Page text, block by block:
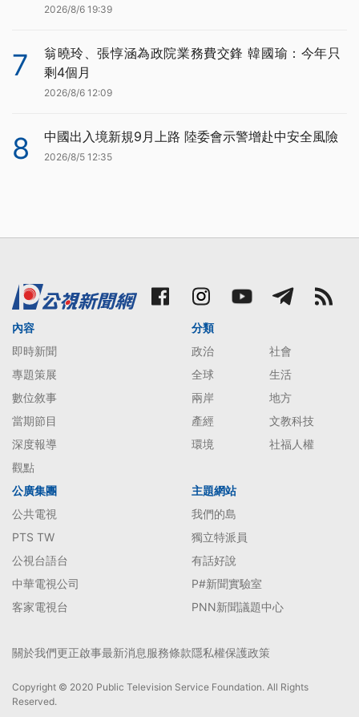
2026/8/6 19:39
7
翁曉玲、張惇涵為政院業務費交鋒 韓國瑜：今年只
剩4個月
2026/8/6 12:09
8 中國出入境新規9月上路 陸委會示警增赴中安全風險
2026/8/5 12:35
內容
即時新聞
專題策展
數位敘事
當期節目
深度報導
觀點
分類
政治
社會
全球
生活
兩岸
地方
產經
文教科技
環境
社福人權
公廣集團
公共電視
PTS TW
公視台語台
中華電視公司
客家電視台
主題網站
我們的島
獨立特派員
有話好說
P#新聞實驗室
PNN新聞議題中心
關於我們更正啟事最新消息服務條款隱私權保護政策
Copyright © 2020 Public Television Service Foundation. All Rights
Reserved.